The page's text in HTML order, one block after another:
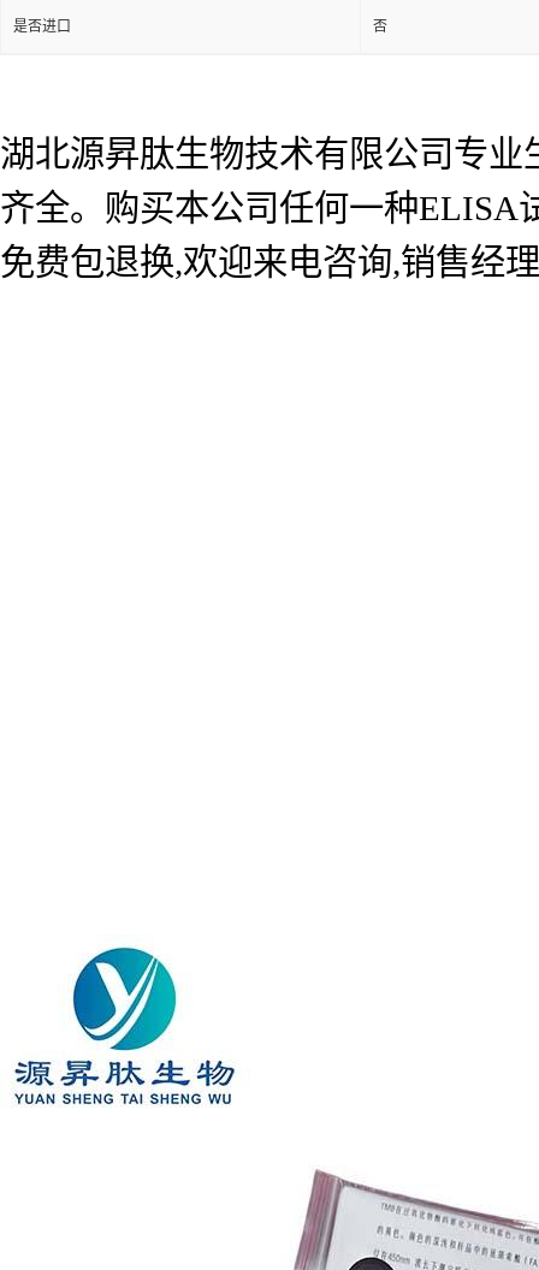
是否进口 否
湖北源昇肽生物技术有限公司专
齐全。购买本公司任何一种ELISA
免费包退换,欢迎来电咨询,销售经